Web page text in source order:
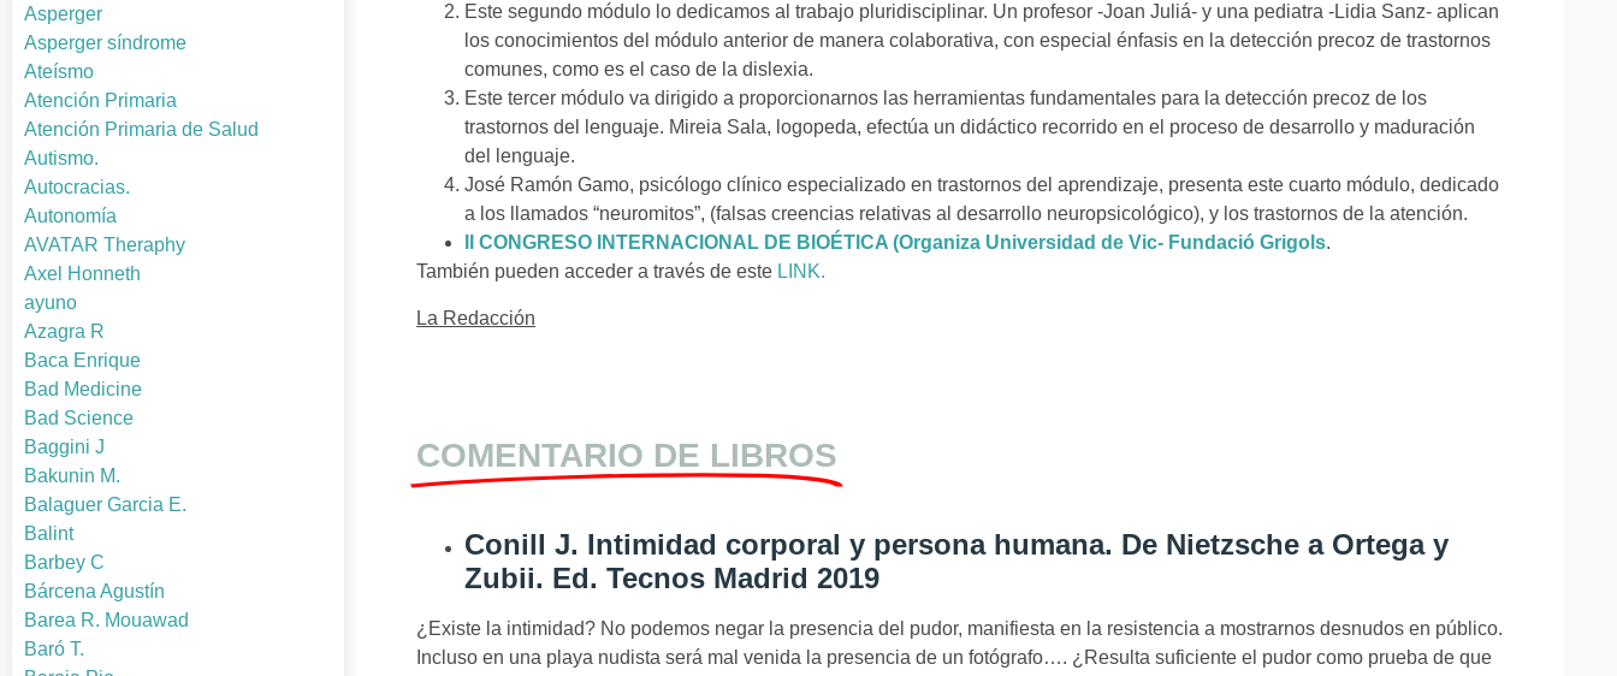
Asperger
Asperger síndrome
Ateísmo
Atención Primaria
Atención Primaria de Salud
Autismo.
Autocracias.
Autonomía
AVATAR Theraphy
Axel Honneth
ayuno
Azagra R
Baca Enrique
Bad Medicine
Bad Science
Baggini J
Bakunin M.
Balaguer Garcia E.
Balint
Barbey C
Bárcena Agustín
Barea R. Mouawad
Baró T.
Este segundo módulo lo dedicamos al trabajo pluridisciplinar. Un profesor -Joan Juliá- y una pediatra -Lidia Sanz- aplican
los conocimientos del módulo anterior de manera colaborativa, con especial énfasis en la detección precoz de trastornos
comunes, como es el caso de la dislexia.
Este tercer módulo va dirigido a proporcionarnos las herramientas fundamentales para la detección precoz de los
trastornos del lenguaje. Mireia Sala, logopeda, efectúa un didáctico recorrido en el proceso de desarrollo y maduración
del lenguaje.
José Ramón Gamo, psicólogo clínico especializado en trastornos del aprendizaje, presenta este cuarto módulo, dedicado
a los llamados “neuromitos”, (falsas creencias relativas al desarrollo neuropsicológico), y los trastornos de la atención.
II CONGRESO INTERNACIONAL DE BIOÉTICA (Organiza Universidad de Vic- Fundació Grigols.
También pueden acceder a través de este LINK.
La Redacción
COMENTARIO DE LIBROS
Conill J. Intimidad corporal y persona humana. De Nietzsche a Ortega y
Zubii. Ed. Tecnos Madrid 2019
¿Existe la intimidad? No podemos negar la presencia del pudor, manifiesta en la resistencia a mostrarnos desnudos en público.
Incluso en una playa nudista será mal venida la presencia de un fotógrafo…. ¿Resulta suficiente el pudor como prueba de que